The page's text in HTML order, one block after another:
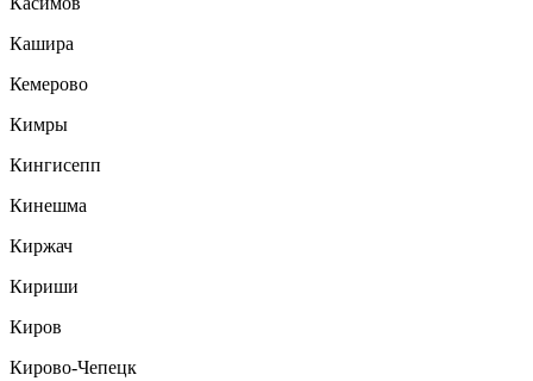
Кашира
Кемерово
Кимры
Кингисепп
Кинешма
Киржач
Кириши
Киров
Кирово-Чепецк